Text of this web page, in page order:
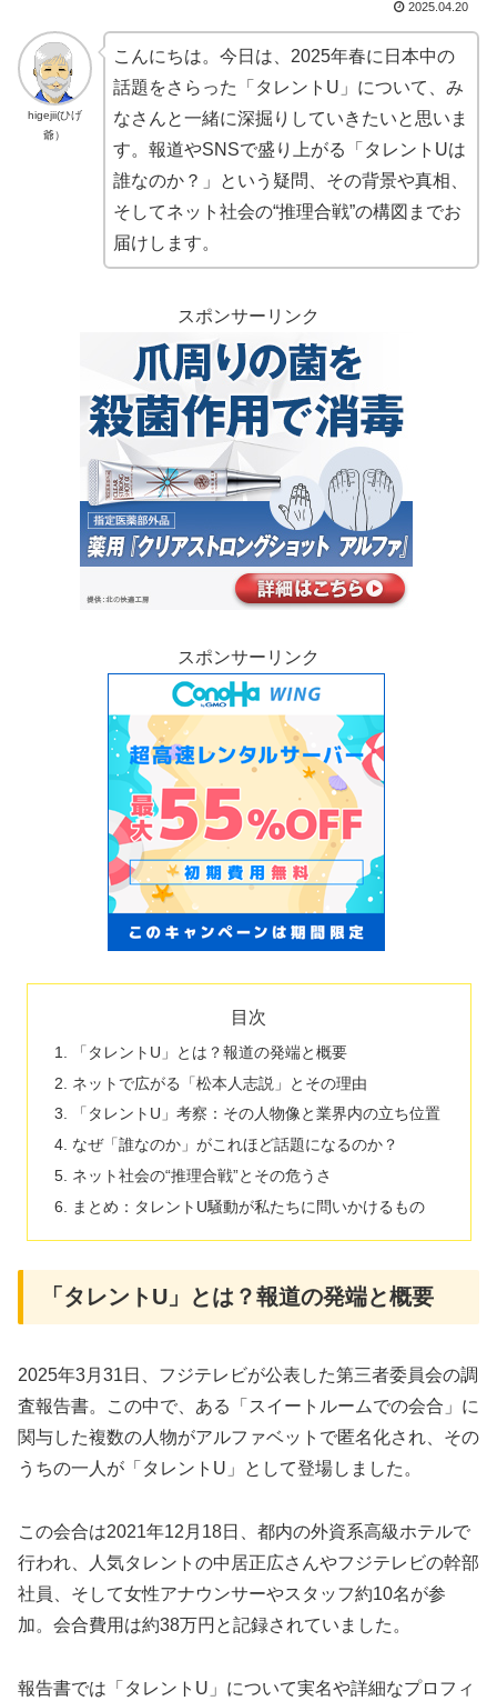
2025.04.20
higejii(ひげ
爺）
こんにちは。今日は、2025年春に日本中の
話題をさらった「タレントU」について、み
なさんと一緒に深掘りしていきたいと思いま
す。報道やSNSで盛り上がる「タレントUは
誰なのか？」という疑問、その背景や真相、
そしてネット社会の“推理合戦”の構図までお
届けします。
スポンサーリンク
スポンサーリンク
目次
「タレントU」とは？報道の発端と概要
ネットで広がる「松本人志説」とその理由
「タレントU」考察：その人物像と業界内の立ち位置
なぜ「誰なのか」がこれほど話題になるのか？
ネット社会の“推理合戦”とその危うさ
まとめ：タレントU騒動が私たちに問いかけるもの
「タレントU」とは？報道の発端と概要
2025年3月31日、フジテレビが公表した第三者委員会の調
査報告書。この中で、ある「スイートルームでの会合」に
関与した複数の人物がアルファベットで匿名化され、その
うちの一人が「タレントU」として登場しました。
この会合は2021年12月18日、都内の外資系高級ホテルで
行われ、人気タレントの中居正広さんやフジテレビの幹部
社員、そして女性アナウンサーやスタッフ約10名が参
加。会合費用は約38万円と記録されていました。
報告書では「タレントU」について実名や詳細なプロフィ